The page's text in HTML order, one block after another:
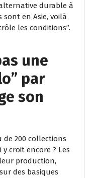
durable à
sont en Asie, voilà
les conditions”.
une
par
son
de 200 collections
croit encore ? Les
production,
des basiques